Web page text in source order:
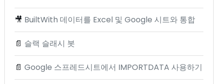
🎥 BuiltWith 데이터를 Excel 및 Google 시트와 통합
📄 슬랙 슬래시 봇
📄 Google 스프레드시트에서 IMPORTDATA 사용하기